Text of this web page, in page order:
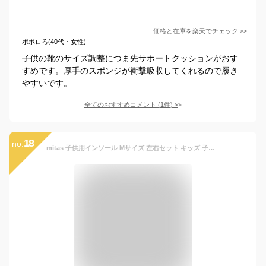
価格と在庫を楽天でチェック >>
ポポロろ(40代・女性)
子供の靴のサイズ調整につま先サポートクッションがおす
すめです。厚手のスポンジが衝撃吸収してくれるので履き
やすいです。
全てのおすすめコメント (1件) >
no. 18 mitas 子供用インソール Mサイズ 左右セット キッズ 子ども 13.5～20.5cm KIDS 中敷き 内股 外股 土踏まず 衝撃吸収 フィット アーチ 靴 スニーカー 運動靴 男の子 女の子 サイズ調整 クッション 滑り防止 通気性